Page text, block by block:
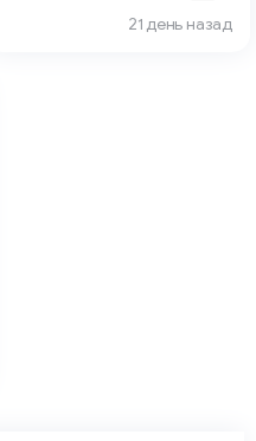
21 день назад